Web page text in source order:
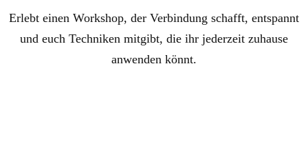
Erlebt einen Workshop, der Verbindung schafft, entspannt
und euch Techniken mitgibt, die ihr jederzeit zuhause
anwenden könnt.